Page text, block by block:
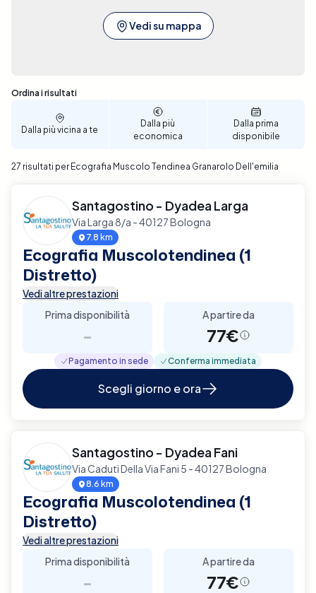
Vedi su mappa
Sono stati trovati 27 risultati
Ordina i risultati
Dalla più vicina a te
Dalla più
economica
Dalla prima
disponibile
27 risultati per Ecografia Muscolo Tendinea Granarolo Dell'emilia
Santagostino - Dyadea Larga
Via Larga 8/a - 40127 Bologna
7.8 km
Ecografia Muscolotendinea (1
Distretto)
Vedi altre prestazioni
Prima disponibilità
-
A partire da
77€
Pagamento in sede Conferma immediata
Scegli giorno e ora
Santagostino - Dyadea Fani
Via Caduti Della Via Fani 5 - 40127 Bologna
8.6 km
Ecografia Muscolotendinea (1
Distretto)
Vedi altre prestazioni
Prima disponibilità
-
A partire da
77€